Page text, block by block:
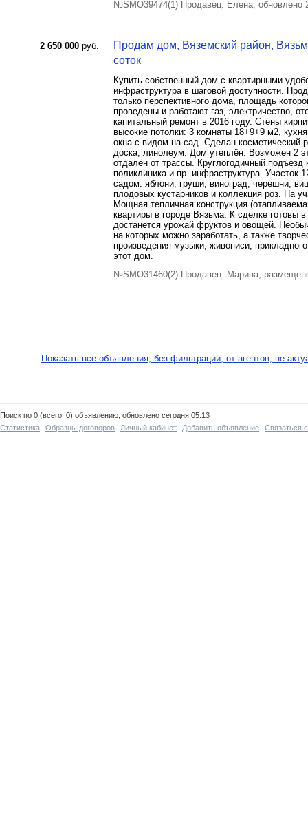
№SMO39474(1) Продавец: Елена, обновлено
2 650 000 руб.
Продам дом, Вяземский район,
соток
Купить собственный дом с квартирными
инфраструктура в шаговой доступности.
только перспективного дома, площадь
проведены и работают газ, электричество,
капитальный ремонт в 2016 году. Стены
высокие потолки: 3 комнаты 18+9+9 м2,
окна с видом на сад. Сделан косметический
доска, линолеум. Дом утеплён. Возможен 2
отдалён от трассы. Круглогодичный
поликлиника и пр. инфраструктура. Участок
садом: яблони, груши, виноград, черешни,
плодовых кустарников и коллекция роз. На
Мощная тепличная конструкция
квартиры в городе Вязьма. К сделке
достанется урожай фруктов и овощей.
на которых можно заработать, а также
произведения музыки, живописи,
этот дом.
№SMO31460(2) Продавец: Марина,
Показать все объявления, без фильтрации, от агентов, не
Поиск по 0 (всего: 0) объявлению, обновлено сегодня 05:13
Статистика
Образцы договоров Личный кабинет Добавить объявление Связаться